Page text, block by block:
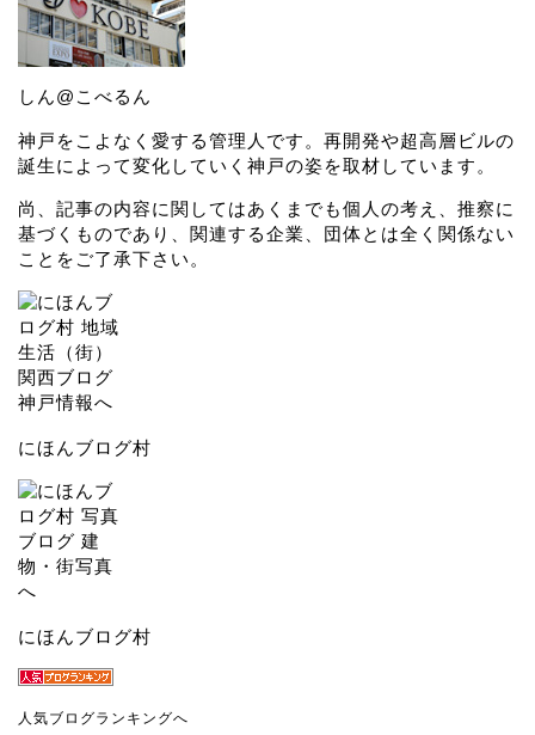
しん@こべるん
神戸をこよなく愛する管理人です。再開発や超高層ビルの
誕生によって変化していく神戸の姿を取材しています。
尚、記事の内容に関してはあくまでも個人の考え、推察に
基づくものであり、関連する企業、団体とは全く関係ない
ことをご了承下さい。
にほんブログ村
にほんブログ村
人気ブログランキングへ